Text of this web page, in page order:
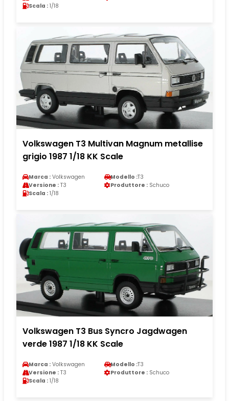
Scala : 1/18
Volkswagen T3 Multivan Magnum metallise
grigio 1987 1/18 KK Scale
Marca : Volkswagen Modello :T3
Versione : T3 Produttore : Schuco
Scala : 1/18
Volkswagen T3 Bus Syncro Jagdwagen
verde 1987 1/18 KK Scale
Marca : Volkswagen Modello :T3
Versione : T3 Produttore : Schuco
Scala : 1/18